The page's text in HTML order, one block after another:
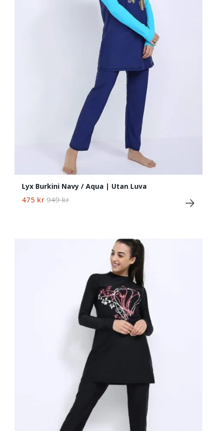
Lyx Burkini Navy / Aqua | Utan Luva
475 kr 949 kr